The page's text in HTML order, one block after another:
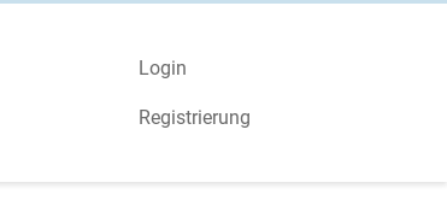
Login
Registrierung